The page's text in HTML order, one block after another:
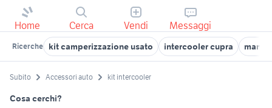
Home Cerca Vendi Messaggi
Ricerche kit camperizzazione usato intercooler cupra
Subito Accessori auto kit intercooler
Cosa cerchi?